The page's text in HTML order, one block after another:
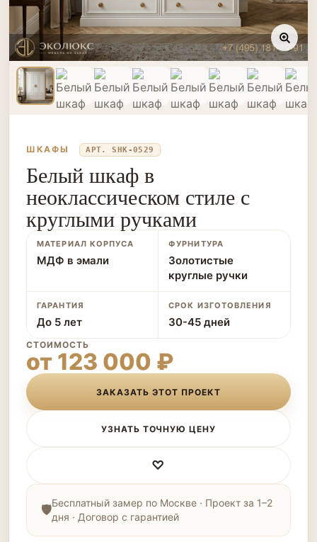
ШКАФЫ АРТ. SHK-0529
Белый шкаф в
неоклассическом стиле с
круглыми ручками
МАТЕРИАЛ КОРПУСА
МДФ в эмали
ФУРНИТУРА
Золотистые
круглые ручки
ГАРАНТИЯ
До 5 лет
СРОК ИЗГОТОВЛЕНИЯ
30-45 дней
СТОИМОСТЬ
от 123 000 ₽
ЗАКАЗАТЬ ЭТОТ ПРОЕКТ
УЗНАТЬ ТОЧНУЮ ЦЕНУ
♡
Бесплатный замер по Москве · Проект за 1–2
дня · Договор с гарантией